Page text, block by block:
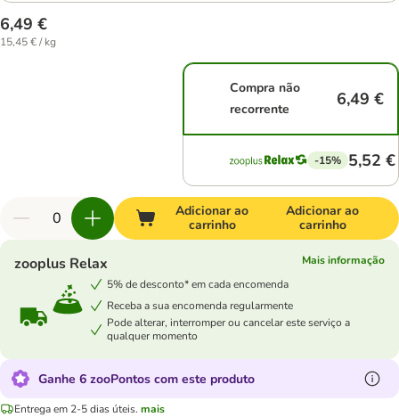
6,49 €
15,45 € / kg
Compra não
recorrente
6,49 €
-15% 5,52 €
Adicionar ao
carrinho
Adicionar ao
carrinho
zooplus Relax
Mais informação
5% de desconto* em cada encomenda
Receba a sua encomenda regularmente
Pode alterar, interromper ou cancelar este serviço a
qualquer momento
Ganhe 6 zooPontos com este produto
Entrega em 2-5 dias úteis. mais